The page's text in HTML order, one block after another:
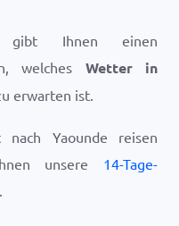
gibt Ihnen einen
welches Wetter in
erwarten ist.
Yaounde reisen
unsere 14-Tage-
.